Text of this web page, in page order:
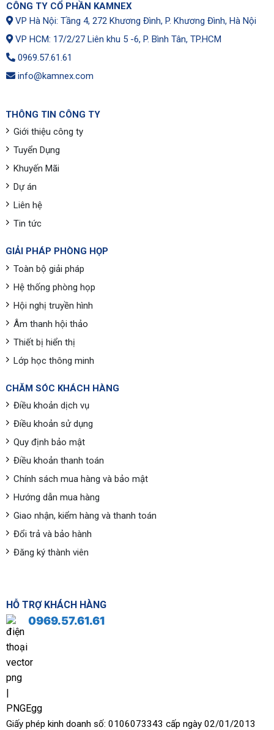
CÔNG TY CỔ PHẦN KAMNEX
VP Hà Nội: Tầng 4, 272 Khương Đình, P. Khương Đình, Hà Nội
VP HCM: 17/2/27 Liên khu 5 -6, P. Bình Tân, TP.HCM
0969.57.61.61
info@kamnex.com
THÔNG TIN CÔNG TY
Giới thiệu công ty
Tuyển Dụng
Khuyến Mãi
Dự án
Liên hệ
Tin tức
GIẢI PHÁP PHÒNG HỌP
Toàn bộ giải pháp
Hệ thống phòng họp
Hội nghị truyền hình
Âm thanh hội thảo
Thiết bị hiển thị
Lớp học thông minh
CHĂM SÓC KHÁCH HÀNG
Điều khoản dịch vụ
Điều khoản sử dụng
Quy định bảo mật
Điều khoản thanh toán
Chính sách mua hàng và bảo mật
Hướng dẫn mua hàng
Giao nhận, kiểm hàng và thanh toán
Đổi trả và bảo hành
Đăng ký thành viên
HỖ TRỢ KHÁCH HÀNG
0969.57.61.61
Giấy phép kinh doanh số: 0106073343 cấp ngày 02/01/2013